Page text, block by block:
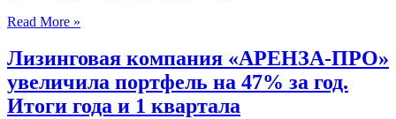
Read More »
Лизинговая компания «АРЕНЗА-ПРО»
увеличила портфель на 47% за год.
Итоги года и 1 квартала